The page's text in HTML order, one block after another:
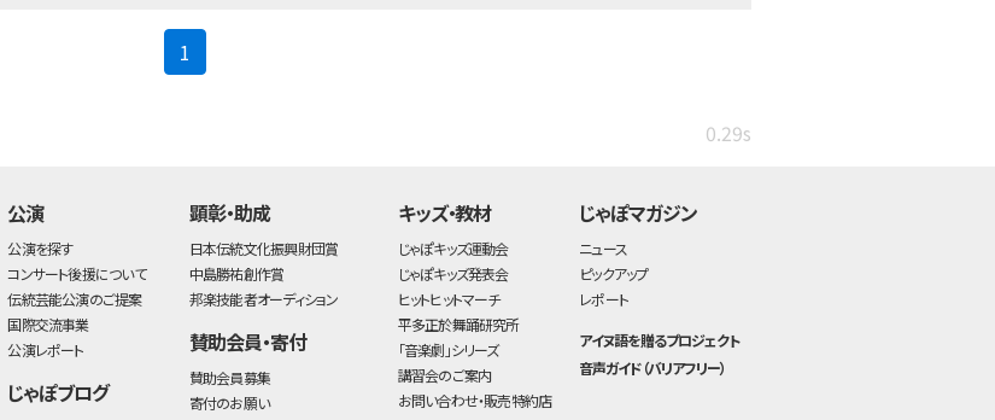
1
0.29s
公演
公演を探す
コンサート後援について
伝統芸能公演のご提案
国際交流事業
公演レポート
じゃぽブログ
顕彰・助成
日本伝統文化振興財団賞
中島勝祐創作賞
邦楽技能者オーディション
賛助会員・寄付
賛助会員募集
寄付のお願い
キッズ・教材
じゃぽキッズ運動会
じゃぽキッズ発表会
ヒットヒットマーチ
平多正於舞踊研究所
「音楽劇」シリーズ
講習会のご案内
お問い合わせ・販売特約店
じゃぽマガジン
ニュース
ピックアップ
レポート
アイヌ語を贈るプロジェクト
音声ガイド（バリアフリー）